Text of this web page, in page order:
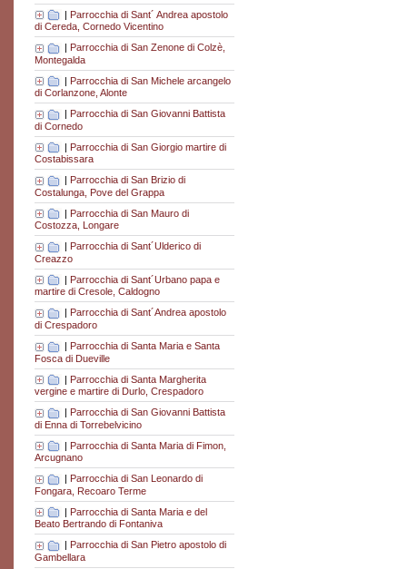
| Parrocchia di Sant´ Andrea apostolo
di Cereda, Cornedo Vicentino
| Parrocchia di San Zenone di Colzè,
Montegalda
| Parrocchia di San Michele arcangelo
di Corlanzone, Alonte
Parrocchia di San Giovanni Battista
di Cornedo
| Parrocchia di San Giorgio martire di
Costabissara
Parrocchia di San Brizio di
Costalunga, Pove del Grappa
| Parrocchia di San Mauro di
Costozza, Longare
Parrocchia di Sant´Ulderico di
Creazzo
| Parrocchia di Sant´Urbano papa e
martire di Cresole, Caldogno
Parrocchia di Sant´Andrea apostolo
di Crespadoro
| Parrocchia di Santa Maria e Santa
Fosca di Dueville
| Parrocchia di Santa Margherita
vergine e martire di Durlo, Crespadoro
| Parrocchia di San Giovanni Battista
di Enna di Torrebelvicino
| Parrocchia di Santa Maria di Fimon,
Arcugnano
Parrocchia di San Leonardo di
Fongara, Recoaro Terme
| Parrocchia di Santa Maria e del
Beato Bertrando di Fontaniva
Parrocchia di San Pietro apostolo di
Gambellara